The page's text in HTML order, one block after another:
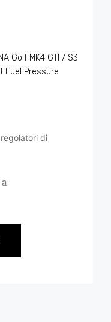
Golf MK4 GTI / S3
Fuel Pressure
regolatori di